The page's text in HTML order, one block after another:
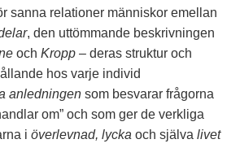
sanna relationer människor emellan
, den uttömmande beskrivningen
och Kropp – deras struktur och
hos varje individ
anledningen som besvarar frågorna
om” och som ger de verkliga
i överlevnad, lycka och själva livet